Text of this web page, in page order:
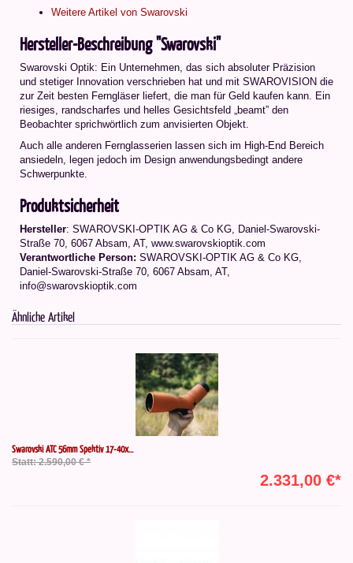
Weitere Artikel von Swarovski
Hersteller-Beschreibung "Swarovski"
Swarovski Optik: Ein Unternehmen, das sich absoluter Präzision
und stetiger Innovation verschrieben hat und mit SWAROVISION die
zur Zeit besten Ferngläser liefert, die man für Geld kaufen kann. Ein
riesiges, randscharfes und helles Gesichtsfeld „beamt” den
Beobachter sprichwörtlich zum anvisierten Objekt.
Auch alle anderen Fernglasserien lassen sich im High-End Bereich
ansiedeln, legen jedoch im Design anwendungsbedingt andere
Schwerpunkte.
Produktsicherheit
Hersteller: SWAROVSKI-OPTIK AG & Co KG, Daniel-Swarovski-
Straße 70, 6067 Absam, AT, www.swarovskioptik.com
Verantwortliche Person: SWAROVSKI-OPTIK AG & Co KG,
Daniel-Swarovski-Straße 70, 6067 Absam, AT,
info@swarovskioptik.com
Ähnliche Artikel
Swarovski ATC 56mm Spektiv 17-40x...
Statt: 2.590,00 € *
2.331,00 €*